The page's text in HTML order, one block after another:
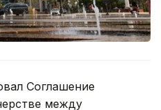
Соглашение
между